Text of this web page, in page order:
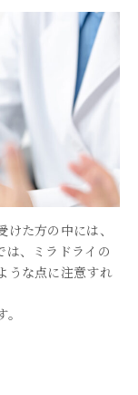
た方の中には、
は、ミラドライの
うな点に注意すれ